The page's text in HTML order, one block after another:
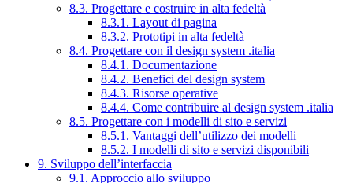
8.3. Progettare e costruire in alta fedeltà
8.3.1. Layout di pagina
8.3.2. Prototipi in alta fedeltà
8.4. Progettare con il design system .italia
8.4.1. Documentazione
8.4.2. Benefici del design system
8.4.3. Risorse operative
8.4.4. Come contribuire al design system .italia
8.5. Progettare con i modelli di sito e servizi
8.5.1. Vantaggi dell’utilizzo dei modelli
8.5.2. I modelli di sito e servizi disponibili
9. Sviluppo dell’interfaccia
9.1. Approccio allo sviluppo